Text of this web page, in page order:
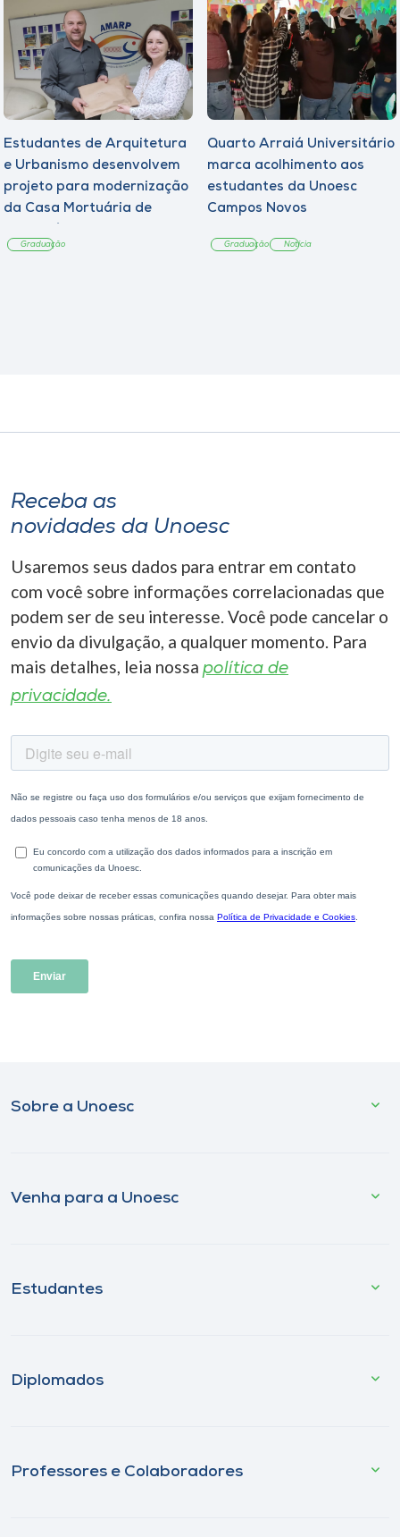
Estudantes de Arquitetura
e Urbanismo desenvolvem
projeto para modernização
da Casa Mortuária de
Graduação
Quarto Arraiá Universitário
marca acolhimento aos
estudantes da Unoesc
Campos Novos
Graduação Notícia
Receba as
novidades da Unoesc
Usaremos seus dados para entrar em contato
com você sobre informações correlacionadas que
podem ser de seu interesse. Você pode cancelar o
envio da divulgação, a qualquer momento. Para
mais detalhes, leia nossa política de
privacidade.
Sobre a Unoesc
Venha para a Unoesc
Estudantes
Diplomados
Professores e Colaboradores